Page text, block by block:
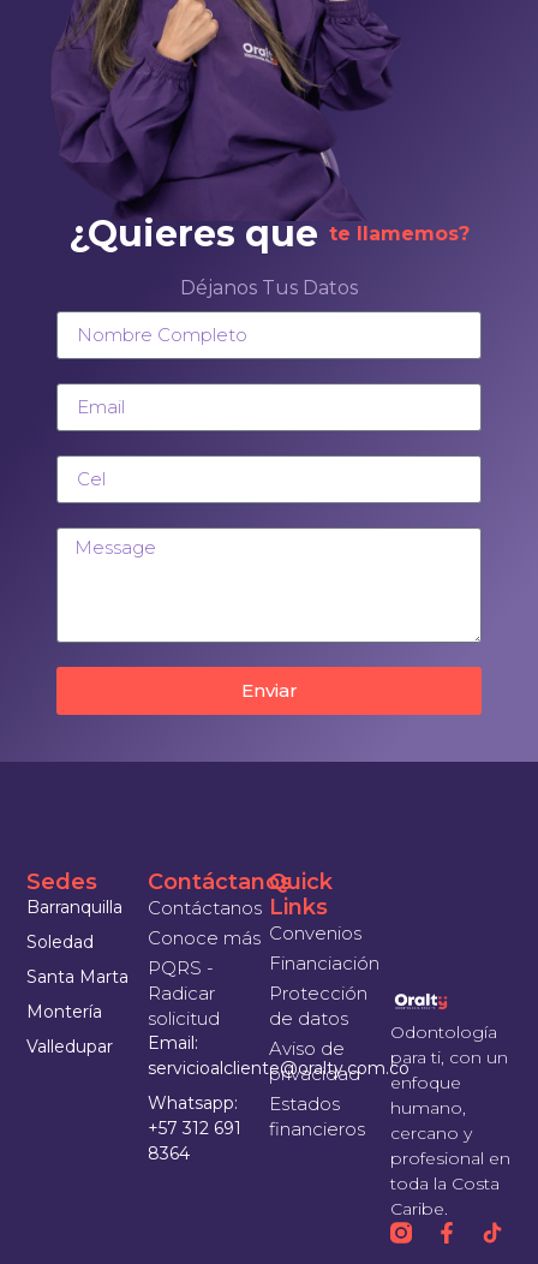
¿Quieres que te llamemos?
Déjanos Tus Datos
Enviar
Odontología
para ti, con un
enfoque
humano,
cercano y
profesional en
toda la Costa
Caribe.
Quick
Links
Convenios
Financiación
Protección
de datos
Aviso de
privacidad
Estados
financieros
Sedes
Barranquilla
Soledad
Santa Marta
Montería
Valledupar
Contáctanos
Contáctanos
Conoce más
PQRS -
Radicar
solicitud
Email:
servicioalcliente@oralty.com.co
Whatsapp:
+57 312 691
8364